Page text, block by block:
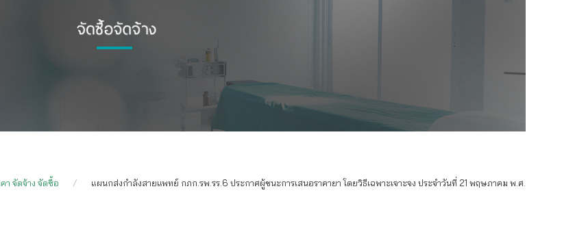
า จัดจ้าง จัดซื้อ
แผนกส่งกำลังสายแพทย์ กภก.รพ.รร.6 ประกาศผู้ชนะการเสนอราคายา โดยวิธีเฉพาะเจาะจง ประจำวันที่ 21 พฤษภาคม พ.ศ.